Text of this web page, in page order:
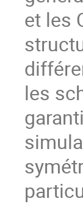
et les
les